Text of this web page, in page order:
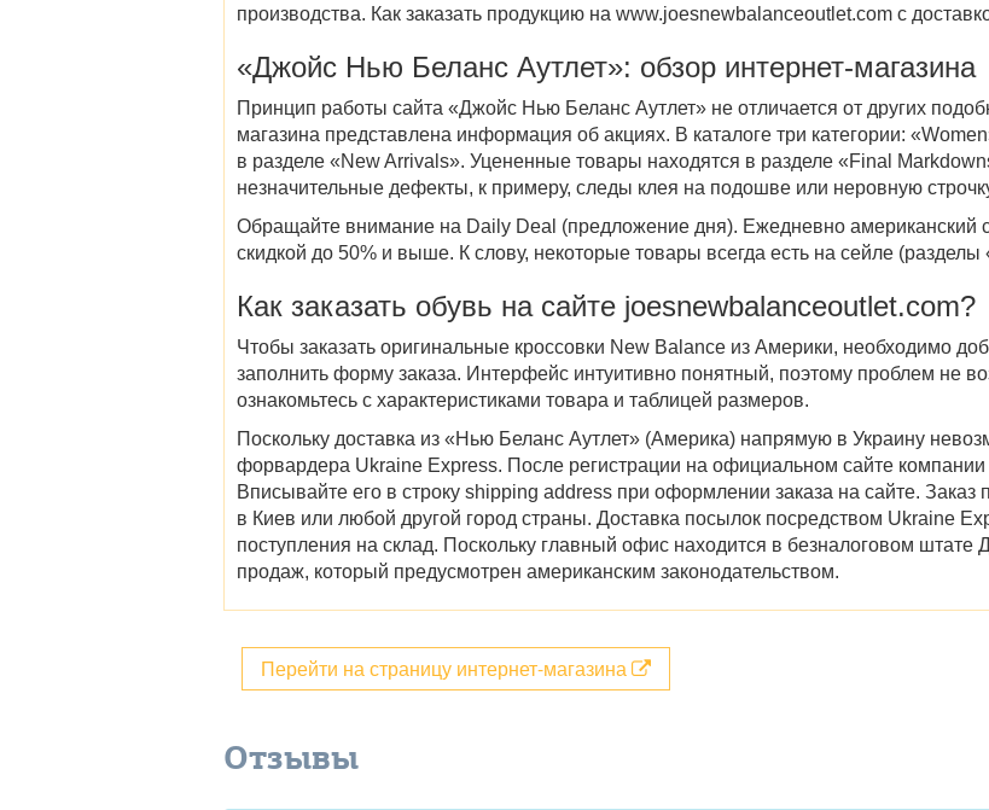
производства. Как заказать продукцию на www.joesnewbalanceoutlet.com с
«Джойс Нью Беланс Аутлет»: обзор интернет-магазина
Принцип работы сайта «Джойс Нью Беланс Аутлет» не отличается от других
магазина представлена информация об акциях. В каталоге три категории:
в разделе «New Arrivals». Уцененные товары находятся в разделе «Final
незначительные дефекты, к примеру, следы клея на подошве или неровную
Обращайте внимание на Daily Deal (предложение дня). Ежедневно американский
скидкой до 50% и выше. К слову, некоторые товары всегда есть на сейле (разделы
Как заказать обувь на сайте joesnewbalanceoutlet.com?
Чтобы заказать оригинальные кроссовки New Balance из Америки, необходимо
заполнить форму заказа. Интерфейс интуитивно понятный, поэтому проблем не
ознакомьтесь с характеристиками товара и таблицей размеров.
Поскольку доставка из «Н ью Беланс Аутлет» (Америка) напрямую в Украину
форвардера Ukraine Express. После регистрации на официальном сайте
Вписывайте его в строку shipping address при оформлении заказа на сайте. Заказ
в Киев или любой другой город страны. Доставка посылок посредством Ukraine
поступления на склад. Поскольку главный офис находится в безналоговом штате
продаж, который предусмотрен американским законодательством.
Перейти на страницу интернет-магазина
Отзывы